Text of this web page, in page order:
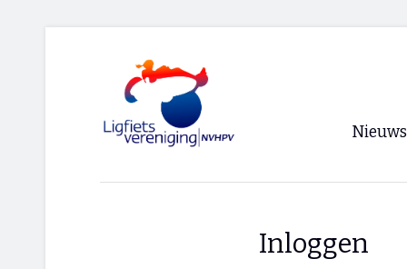
Nieuws
Inloggen